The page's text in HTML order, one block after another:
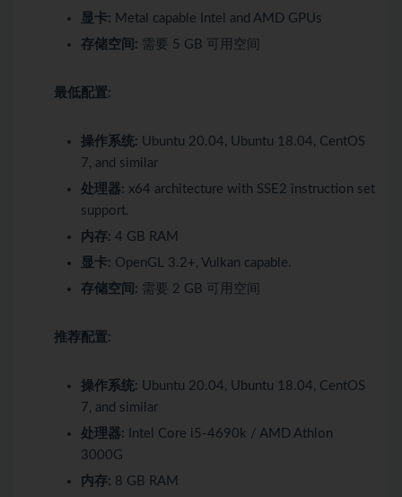
显卡: Metal capable Intel and AMD GPUs
存储空间: 需要 5 GB 可用空间
最低配置:
操作系统: Ubuntu 20.04, Ubuntu 18.04, CentOS
7, and similar
处理器: x64 architecture with SSE2 instruction set
support.
内存: 4 GB RAM
显卡: OpenGL 3.2+, Vulkan capable.
存储空间: 需要 2 GB 可用空间
推荐配置:
操作系统: Ubuntu 20.04, Ubuntu 18.04, CentOS
7, and similar
处理器: Intel Core i5-4690k / AMD Athlon
3000G
内存: 8 GB RAM